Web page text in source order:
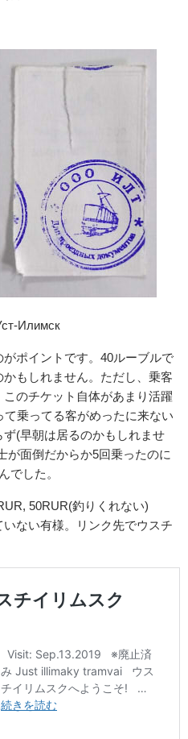
Илимск
ポイントです。40ルーブルで
もしれません。ただし、乗客
のチケット自体があまり活躍
乗ってる客がめったに来ない
(早朝は居るのかもしれませ
が面倒だからか5回乗ったのに
でした。
50RUR(釣りくれない)
ない有様。リンク先でウスチ